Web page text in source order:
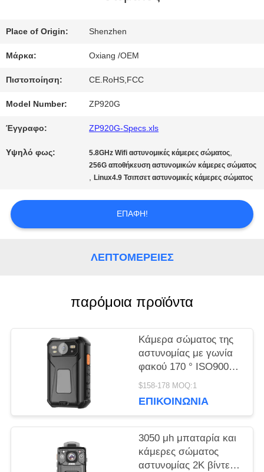
ΜΕ
ΕΜΆΣ
ΠΟΙΌΤΗΤΑΣ
ΕΠΙΚΟΙΝΩΝΉΣΤΕ
ΕΙΔΉΣΕΙΣ
ΥΠΟΘΈΣΕΙΣ
ΖΗΤΉΣΤΕ
ΜΙΑ
Place of Origin: Shenzhen
Μάρκα: Oxiang /OEM
Πιστοποίηση: CE.RoHS,FCC
Model Number: ZP920G
Έγγραφο: ZP920G-Specs.xls
Υψηλό φως: 5.8GHz Wifi αστυνομικές κάμερες σώματος,
256G αποθήκευση αστυνομικών κάμερες σώματος
,Linux4.9 Τσιπσετ αστυνομικές κάμερες σώματος
ΕΠΑΦΉ!
ΛΕΠΤΟΜΈΡΕΙΕΣ
παρόμοια προϊόντα
Κάμερα σώματος της
αστυνομίας με γωνία
φακού 170 ° ISO9001
BSCI SEDEX
2,0 ιντσών LCD
$158-178 MOQ:1
ΕΠΙΚΟΙΝΩΝΊΑ
3050 μh μπαταρία και
κάμερες σώματος
αστυνομίας 2K βίντεο